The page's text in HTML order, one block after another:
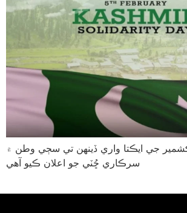
جي ايڪتا واري ڏينهن تي سڄي وطن ۾
سرڪاري ڇُٽي جو اعلان ڪيو آهي